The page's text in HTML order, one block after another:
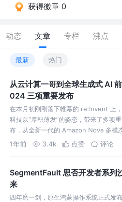
获得徽章 0
动态 文章 专栏 沸点
最新 热门
从云计算一哥到全球生成式 AI
024 三项重要发布
在本月初刚刚落下帷幕的 re:Invent 上
科技以“厚积薄发”的姿态，带来了多项
布，从全新一代的 Amazon Nova 多模
列，到性能强悍的 Trainium 2 和
1年前 3.4k 点赞 评论
SegmentFault 思否开发者系列
来
四年磨一剑，原生鸿蒙操作系统正式发